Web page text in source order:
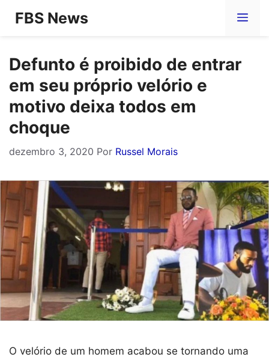
Pular
conteúdo
FBS News
Defunto é proibido de entrar
em seu próprio velório e
motivo deixa todos em
choque
dezembro 3, 2020 Por Russel Morais
O velório de um homem acabou se tornando uma